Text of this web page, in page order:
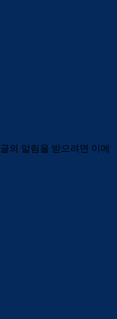
의 알림을 받으려면 이메